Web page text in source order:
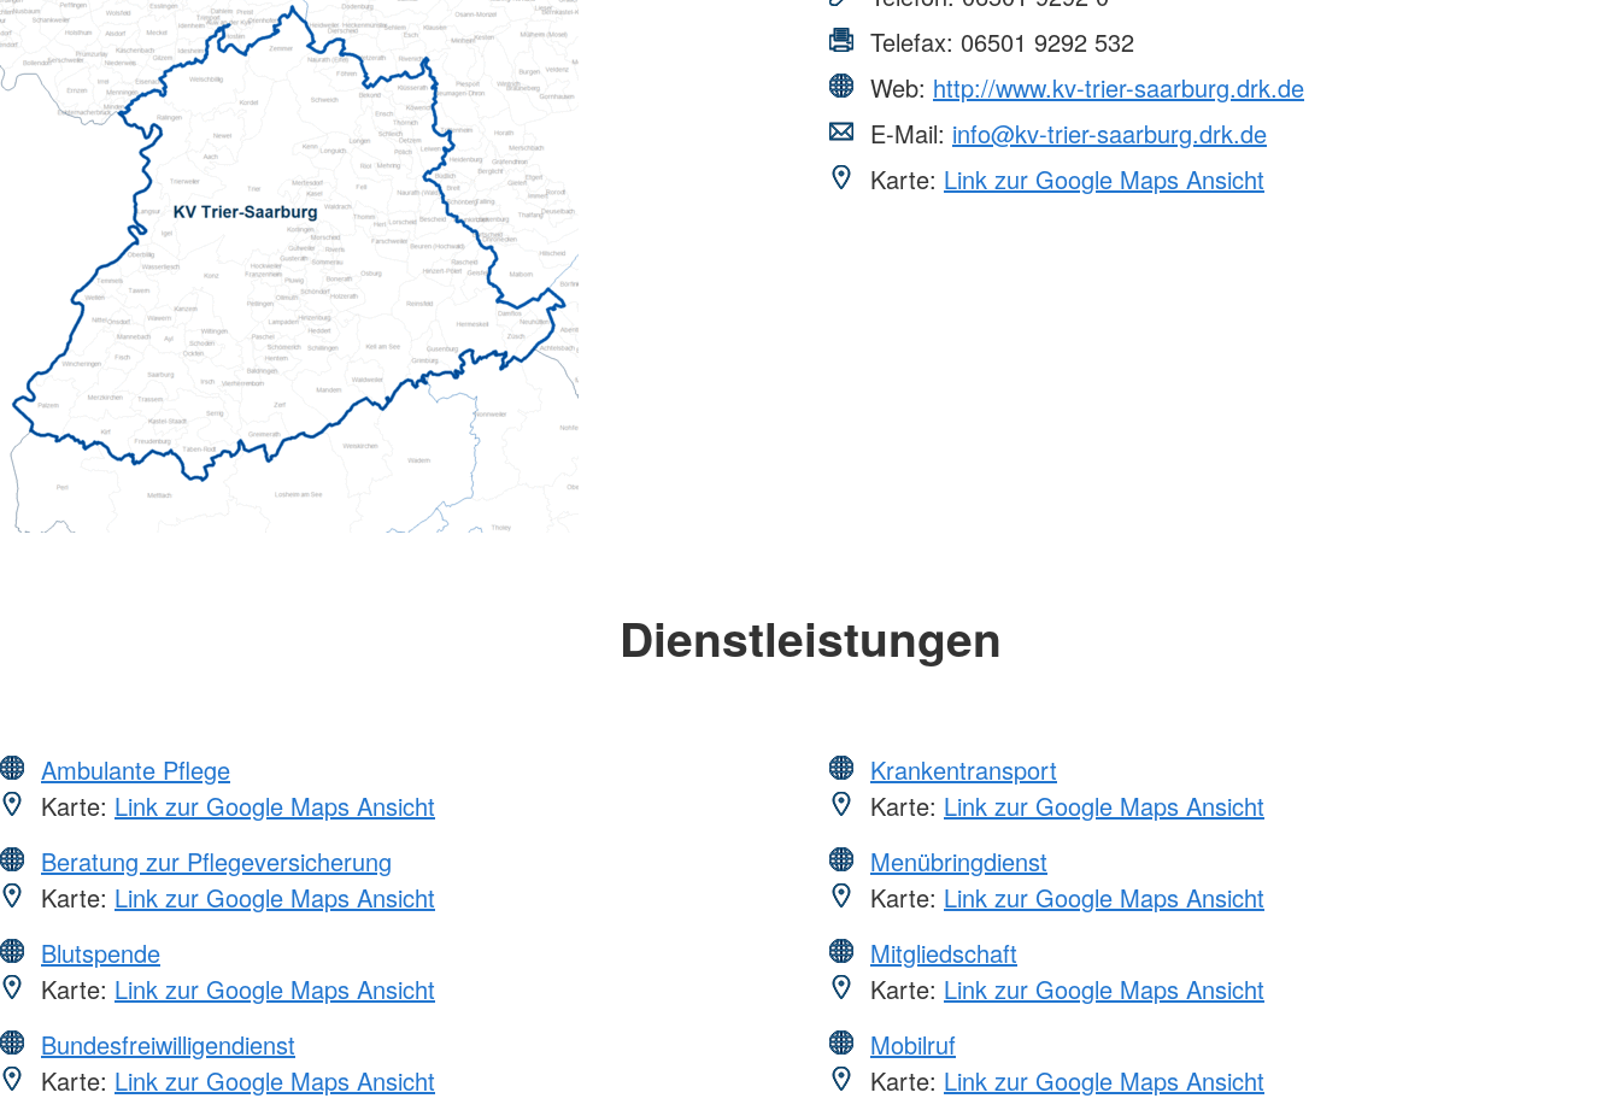
Telefax: 06501 9292 532
Web: http://www.kv-trier-saarburg.drk.de
E-Mail: info@kv-trier-saarburg.drk.de
Karte: Link zur Google Maps Ansicht
Dienstleistungen
Ambulante Pflege
Karte: Link zur Google Maps Ansicht
Beratung zur Pflegeversicherung
Karte: Link zur Google Maps Ansicht
Blutspende
Karte: Link zur Google Maps Ansicht
Bundesfreiwilligendienst
Karte: Link zur Google Maps Ansicht
Krankentransport
Karte: Link zur Google Maps Ansicht
Menübringdienst
Karte: Link zur Google Maps Ansicht
Mitgliedschaft
Karte: Link zur Google Maps Ansicht
Mobilruf
Karte: Link zur Google Maps Ansicht